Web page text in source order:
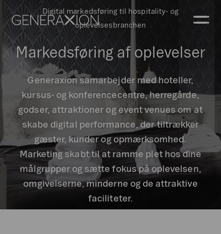
Generaxion
Digital markedsføring til hospitality- og
oplevelsesbranchen
Markedsføring af oplevelser
Generaxion samarbejder med hoteller,
kursus- og konferencecentre, herregårde,
godser, attraktioner og event venues om at
skabe digital performance, der tiltrækker
gæster, kunder og opmærksomhed.
Marketing skabt til at ramme plet hos dine
målgrupper og sætte fokus på oplevelsen,
omgivelserne, minderne og de attraktive
faciliteter.